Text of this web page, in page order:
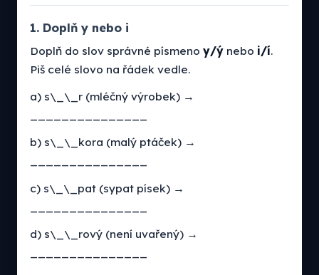
1. Doplň y nebo i
Doplň do slov správné písmeno y/ý nebo i/í.
Piš celé slovo na řádek vedle.
a) s\_\_r (mléčný výrobek) →
b) s\_\_kora (malý ptáček) →
c) s\_\_pat (sypat písek) →
d) s\_\_rový (není uvařený) →